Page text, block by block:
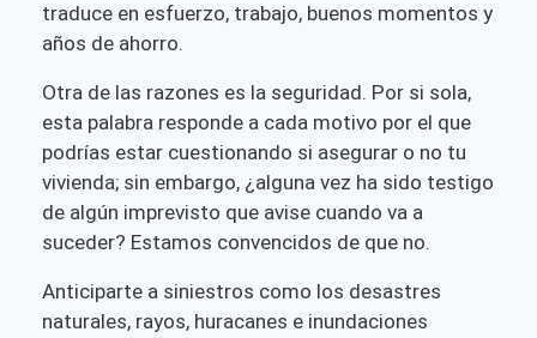
traduce en esfuerzo, trabajo, buenos momentos y
años de ahorro.
Otra de las razones es la seguridad. Por si sola,
esta palabra responde a cada motivo por el que
podrías estar cuestionando si asegurar o no tu
vivienda; sin embargo, ¿alguna vez ha sido testigo
de algún imprevisto que avise cuando va a
suceder? Estamos convencidos de que no.
Anticiparte a siniestros como los desastres
naturales, rayos, huracanes e inundaciones